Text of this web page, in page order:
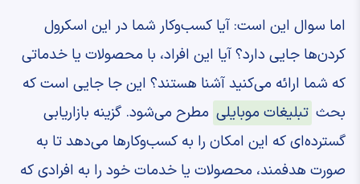
اما سوال این است: آیا کسب‌وکار شما در این اسکرول
کردن‌ها جایی دارد؟ آیا این افراد، با محصولات یا خدماتی
که شما ارائه می‌کنید آشنا هستند؟ این جا جایی است که
بحث تبلیغات موبایلی مطرح می‌شود. گزینه بازاریابی
گسترده‌ای که این امکان را به کسب‌وکارها می‌دهد تا به
صورت هدفمند، محصولات یا خدمات خود را به افرادی که